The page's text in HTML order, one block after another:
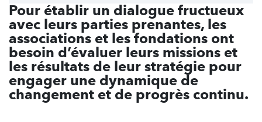
Pour établir un dialogue fructueux
avec leurs parties prenantes, les
associations et les fondations ont
besoin d’évaluer leurs missions et
les résultats de leur stratégie pour
engager une dynamique de
changement et de progrès continu.